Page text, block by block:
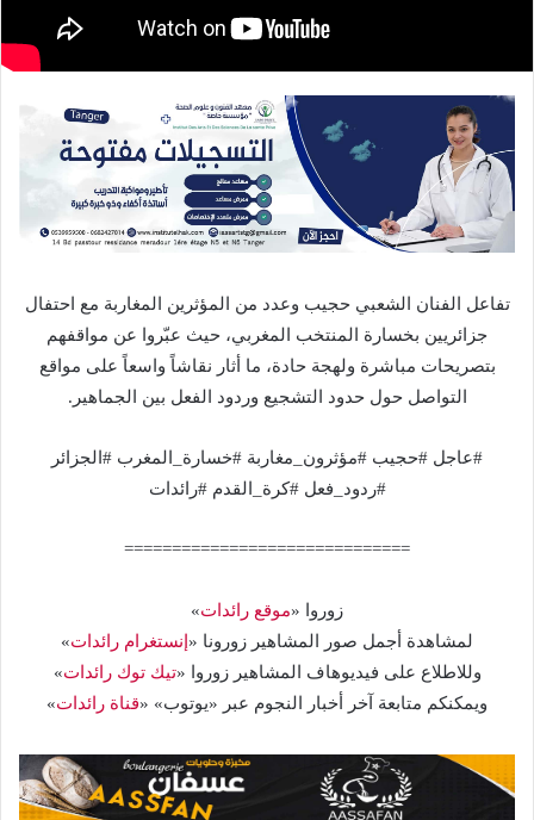
تفاعل الفنان الشعبي حجيب وعدد من المؤثرين المغاربة مع احتفال
جزائريين بخسارة المنتخب المغربي، حيث عبّروا عن مواقفهم
بتصريحات مباشرة ولهجة حادة، ما أثار نقاشاً واسعاً على مواقع
التواصل حول حدود التشجيع وردود الفعل بين الجماهير.
#عاجل #حجيب #مؤثرون_مغاربة #خسارة_المغرب #الجزائر
#ردود_فعل #كرة_القدم #رائدات
==============================
زوروا «موقع رائدات»
لمشاهدة أجمل صور المشاهير زورونا « إنستغرام رائدات»
وللاطلاع على فيديوهاف المشاهير زوروا «تيك توك رائدات»
ويمكنكم متابعة آخر أخبار النجوم عبر «يوتوب» «قناة رائدات»